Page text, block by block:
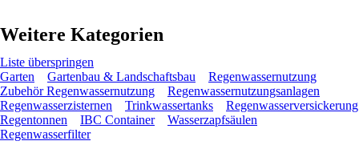
Weitere Kategorien
Liste überspringen
Garten
Gartenbau & Landschaftsbau
Regenwassernutzung
Zubehör Regenwassernutzung
Regenwassernutzungsanlagen
Regenwasserzisternen
Trinkwassertanks
Regenwasserversickerung
Regentonnen
IBC Container
Wasserzapfsäulen
Regenwasserfilter